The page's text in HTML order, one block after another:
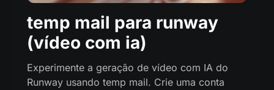
temp mail para runway
(vídeo com ia)
Experimente a geração de vídeo com IA do
Runway usando temp mail. Crie uma conta